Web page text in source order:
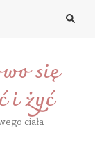
się
i żyć
ciała